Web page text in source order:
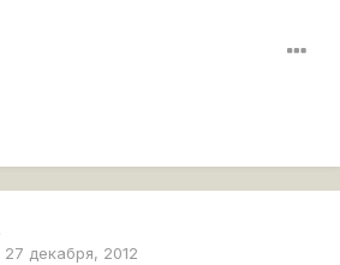
27 декабря, 2012